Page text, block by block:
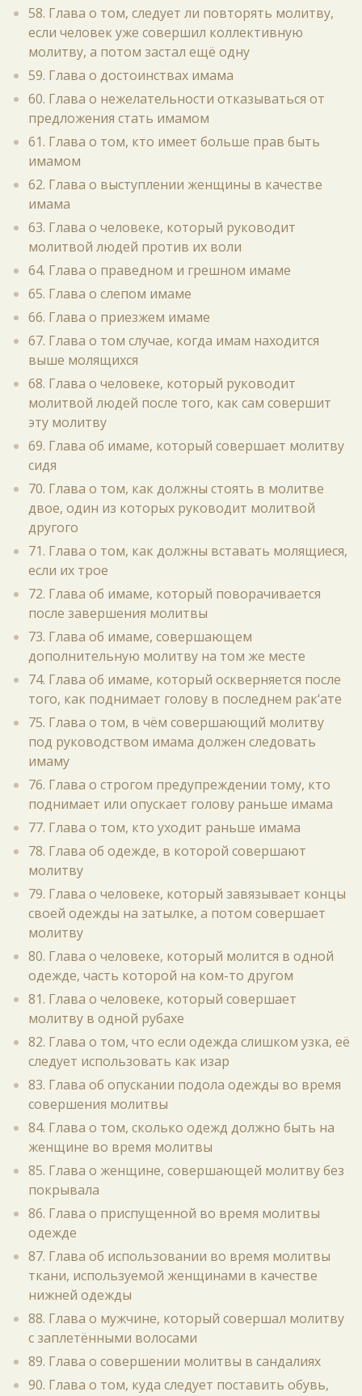
58. Глава о том, следует ли повторять молитву,
если человек уже совершил коллективную
молитву, а потом застал ещё одну
59. Глава о достоинствах имама
60. Глава о нежелательности отказываться от
предложения стать имамом
61. Глава о том, кто имеет больше прав быть
имамом
62. Глава о выступлении женщины в качестве
имама
63. Глава о человеке, который руководит
молитвой людей против их воли
64. Глава о праведном и грешном имаме
65. Глава о слепом имаме
66. Глава о приезжем имаме
67. Глава о том случае, когда имам находится
выше молящихся
68. Глава о человеке, который руководит
молитвой людей после того, как сам совершит
эту молитву
69. Глава об имаме, который совершает молитву
сидя
70. Глава о том, как должны стоять в молитве
двое, один из которых руководит молитвой
другого
71. Глава о том, как должны вставать молящиеся,
если их трое
72. Глава об имаме, который поворачивается
после завершения молитвы
73. Глава об имаме, совершающем
дополнительную молитву на том же месте
74. Глава об имаме, который оскверняется после
того, как поднимает голову в последнем рак‘ате
75. Глава о том, в чём совершающий молитву
под руководством имама должен следовать
имаму
76. Глава о строгом предупреждении тому, кто
поднимает или опускает голову раньше имама
77. Глава о том, кто уходит раньше имама
78. Глава об одежде, в которой совершают
молитву
79. Глава о человеке, который завязывает концы
своей одежды на затылке, а потом совершает
молитву
80. Глава о человеке, который молится в одной
одежде, часть которой на ком-то другом
81. Глава о человеке, который совершает
молитву в одной рубахе
82. Глава о том, что если одежда слишком узка, её
следует использовать как изар
83. Глава об опускании подола одежды во время
совершения молитвы
84. Глава о том, сколько одежд должно быть на
женщине во время молитвы
85. Глава о женщине, совершающей молитву без
покрывала
86. Глава о приспущенной во время молитвы
одежде
87. Глава об использовании во время молитвы
ткани, используемой женщинами в качестве
нижней одежды
88. Глава о мужчине, который совершал молитву
с заплетёнными волосами
89. Глава о совершении молитвы в сандалиях
90. Глава о том, куда следует поставить обувь,